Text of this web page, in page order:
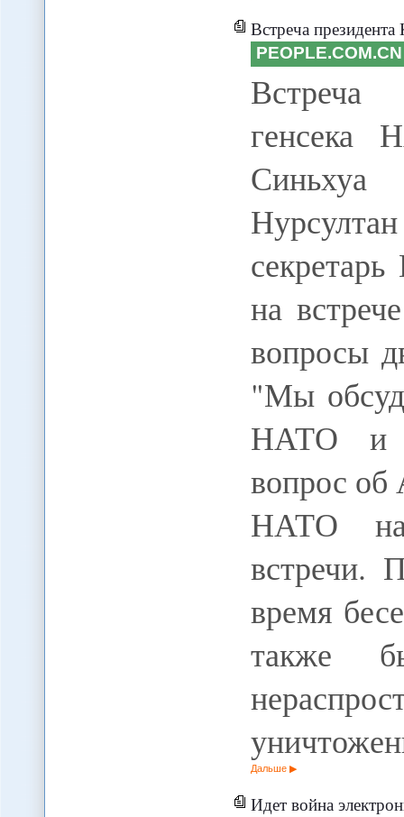
Встреча
PEOPLE.COM.CN
Встреча
генсека
на
вопросы
"Мы
НАТО и
вопрос об
НАТО на
встречи.
время
также
Дальше
Идет война электронная. Кто